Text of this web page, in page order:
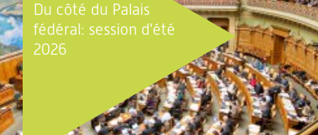
Du côté du Palais
fédéral: session d'été
2026